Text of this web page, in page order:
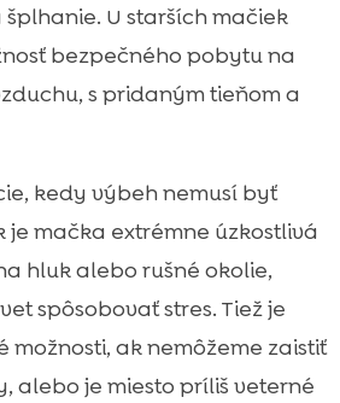
U starších mačiek
bezpečného pobytu na
s pridaným tieňom a
kedy výbeh nemusí byť
je mačka extrémne úzkostlivá
hluk alebo rušné okolie,
spôsobovať stres. Tiež je
možnosti, ak nemôžeme zaistiť
alebo je miesto príliš veterné